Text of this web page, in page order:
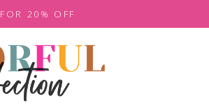
20% OFF